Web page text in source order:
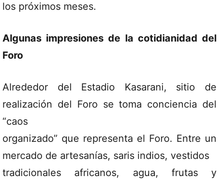
los próximos meses.
Algunas impresiones de la cotidianidad del
Foro
Alrededor del Estadio Kasarani, sitio de
realización del Foro se toma conciencia del
“caos
organizado” que representa el Foro. Entre un
mercado de artesanías, saris indios, vestidos
tradicionales africanos, agua, frutas y